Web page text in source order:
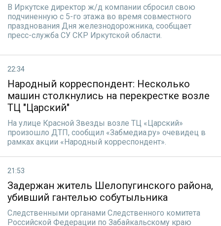
В Иркутске директор ж/д компании сбросил свою
подчиненную с 5-го этажа во время совместного
празднования Дня железнодорожника, сообщает
пресс-служба СУ СКР Иркутской области.
22:34
Народный корреспондент: Несколько
машин столкнулись на перекрестке возле
ТЦ "Царский"
На улице Красной Звезды возле ТЦ «Царский»
произошло ДТП, сообщил «Забмедиа.ру» очевидец в
рамках акции «Народный корреспондент».
21:53
Задержан житель Шелопугинского района,
убивший гантелью собутыльника
Следственными органами Следственного комитета
Российской Федерации по Забайкальскому краю